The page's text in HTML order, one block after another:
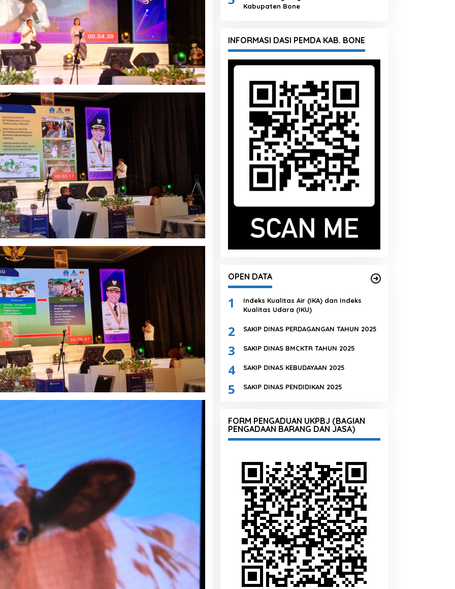
Kabupaten Bone
INFORMASI DASI PEMDA KAB. BONE
OPEN DATA
1
Indeks Kualitas Air (IKA) dan Indeks
Kualitas Udara (IKU)
2 SAKIP DINAS PERDAGANGAN TAHUN 2025
3 SAKIP DINAS BMCKTR TAHUN 2025
4 SAKIP DINAS KEBUDAYAAN 2025
5 SAKIP DINAS PENDIDIKAN 2025
FORM PENGADUAN UKPBJ (BAGIAN
PENGADAAN BARANG DAN JASA)